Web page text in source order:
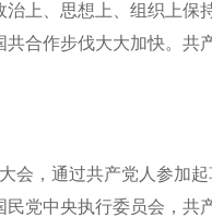
上、思想上、组织上保
合作步伐大大加快。共
，通过共产党人参加起
党中央执行委员会，共